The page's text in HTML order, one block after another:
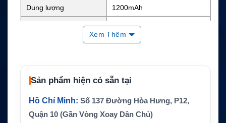
Dung lượng 1200mAh
Điện áp danh định 3.7V
Khoảng 4.44Wh
Trọng lượng 0.1 lb
Mã pin thay thế EBP-80, EBP-90
Xem Thêm
Sản phẩm hiện có sẵn tại
Hồ Chí Minh: Số 137 Đường Hòa Hưng, P12,
Quận 10 (Gần Vòng Xoay Dân Chủ)